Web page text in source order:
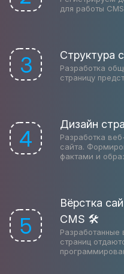
для работы
3 Структура
Разработка
страницу
4
Дизайн
Разработка
сайта.
фактами и
5
Вёрстка
CMS 🛠
страниц